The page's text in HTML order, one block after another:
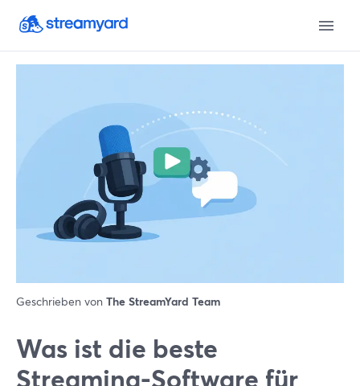
Geschrieben von The StreamYard Team
Was ist die beste
Streaming-Software für